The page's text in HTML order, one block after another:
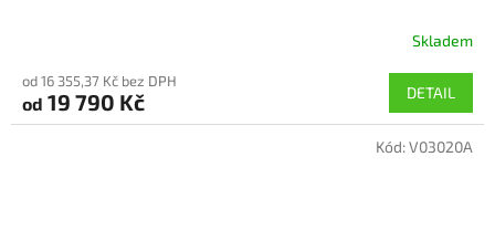
produktu
je
5,0
Skladem
od 16 355,37 Kč bez DPH
od 19 790 Kč DETAIL
Kód:V03020A